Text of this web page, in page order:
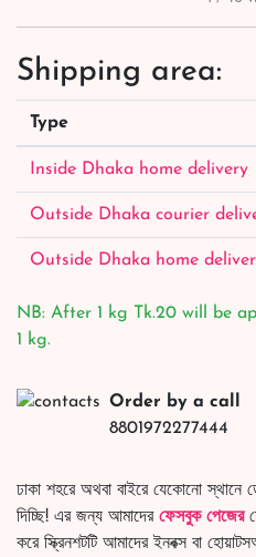
Shipping area:
Type
Inside Dhaka home delivery
Outside Dhaka courier
Outside Dhaka home
NB: After 1 kg Tk.20 will be
1 kg.
Order by a call
8801972277444
ঢাকা শহরে অথবা বাইরে যেকোনো স্থানে
দিচ্ছি! এর জন্য আমাদের ফেসবুক পেজের
করে স্ক্রিনশটটি আমাদের ইনবক্স বা